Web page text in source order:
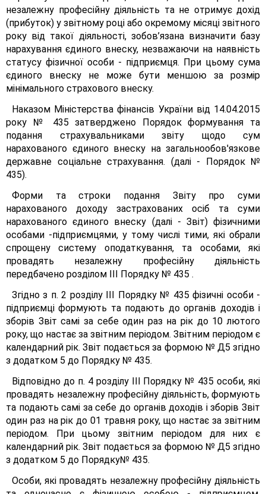
незалежну професійну діяльність та не отримує дохід
(прибуток) у звітному році або окремому місяці звітного
року від такої діяльності, зобов’язана визначити базу
нарахування єдиного внеску, незважаючи на наявність
статусу фізичної особи - підприємця. При цьому сума
єдиного внеску не може бути меншою за розмір
мінімального страхового внеску.
Наказом Міністерства фінансів України від 14.04.2015
року № 435 затверджено Порядок формування та
подання страхувальниками звіту щодо сум
нарахованого єдиного внеску на загальнообов'язкове
державне соціальне страхування. (далі - Порядок №
435).
Форми та строки подання Звіту про суми
нарахованого доходу застрахованих осіб та суми
нарахованого єдиного внеску (далі - Звіт) фізичними
особами -підприємцями, у тому числі тими, які обрали
спрощену систему оподаткування, та особами, які
провадять незалежну професійну діяльність
передбачено розділом III Порядку № 435 .
Згідно з п. 2 розділу III Порядку № 435 фізичні особи -
підприємці формують та подають до органів доходів і
зборів Звіт самі за себе один раз на рік до 10 лютого
року, що настає за звітним періодом. Звітним періодом є
календарний рік. Звіт подається за формою № Д5 згідно
з додатком 5 до Порядку № 435.
Відповідно до п. 4 розділу III Порядку № 435 особи, які
провадять незалежну професійну діяльність, формують
та подають самі за себе до органів доходів і зборів Звіт
один раз на рік до 01 травня року, що настає за звітним
періодом. При цьому звітним періодом для них є
календарний рік. Звіт подається за формою № Д5 згідно
з додатком 5 до Порядку№ 435.
Особи, які провадять незалежну професійну діяльність